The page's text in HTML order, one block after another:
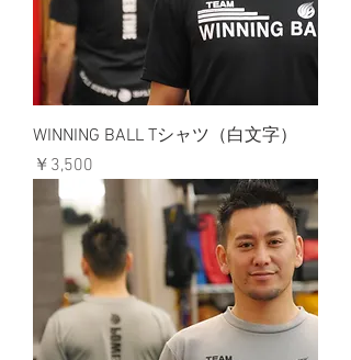
WINNING BALL Tシャツ（白文字）
価格
￥3,500